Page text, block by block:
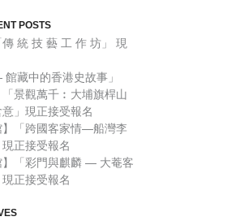
POSTS
傳 統 技 藝 工 作 坊」 現
館藏中的香港史故事」
「景觀萬千︰大埔旗桿山
」現正接受報名
】「跨國客家情—船灣李
正接受報名
】「彩門與麒麟 — 大菴客
正接受報名